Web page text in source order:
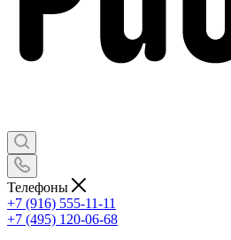
Телефоны
+7 (916) 555-11-11
+7 (495) 120-06-68